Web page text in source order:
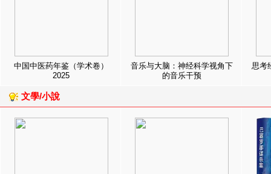
中国中医药年鉴（学术卷）
2025
音乐与大脑：神经科学视角下
的音乐干预
思考
文學/小說